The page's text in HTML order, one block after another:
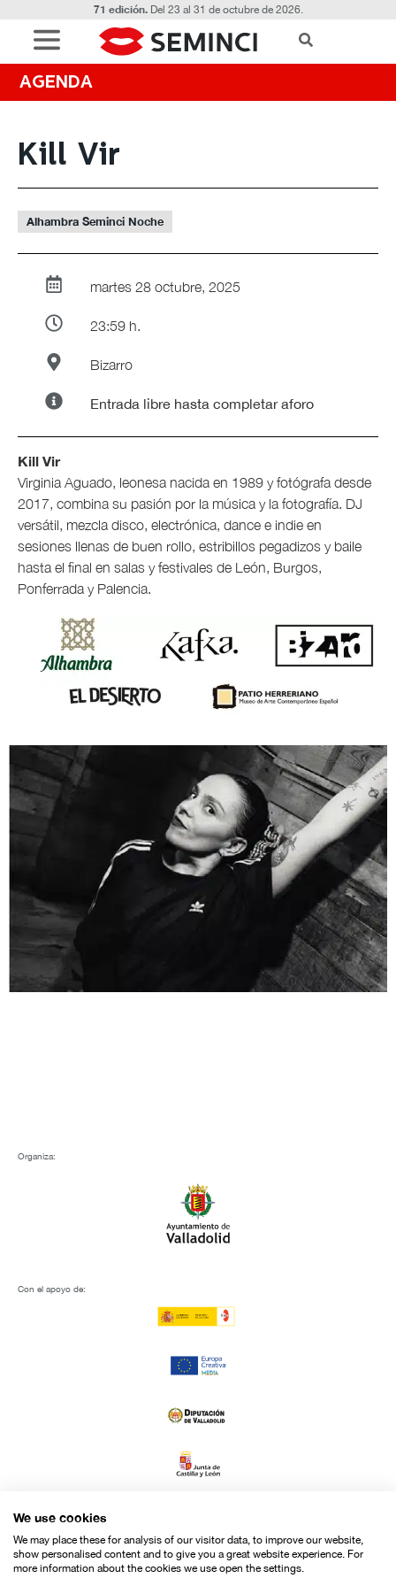
71 edición.Del 23 al 31 de octubre de 2026.
AGENDA
Kill Vir
Alhambra Seminci Noche
martes 28 octubre, 2025
23:59 h.
Bizarro
Entrada libre hasta completar aforo
Kill Vir
Virginia Aguado, leonesa nacida en 1989 y fotógrafa desde
2017, combina su pasión por la música y la fotografía. DJ
versátil, mezcla disco, electrónica, dance e indie en
sesiones llenas de buen rollo, estribillos pegadizos y baile
hasta el final en salas y festivales de León, Burgos,
Ponferrada y Palencia.
Organiza:
Con el apoyo de:
We use cookies
We may place these for analysis of our visitor data, to improve our website,
show personalised content and to give you a great website experience. For
more information about the cookies we use open the settings.